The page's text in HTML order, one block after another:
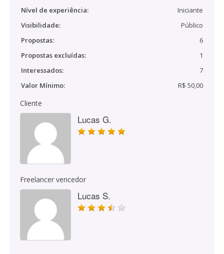
Nível de experiência:
Iniciante
Visibilidade:
Público
Propostas:
6
Propostas excluídas:
1
Interessados:
7
Valor Mínimo:
R$ 50,00
Cliente
Lucas G.
Freelancer vencedor
Lucas S.